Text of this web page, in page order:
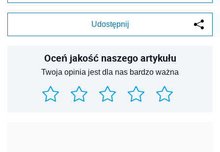
Udostępnij
Oceń jakość naszego artykułu
Twoja opinia jest dla nas bardzo ważna